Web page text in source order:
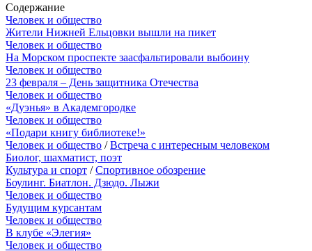
Содержание
Человек и общество
Жители Нижней Ельцовки вышли на пикет
Человек и общество
На Морском проспекте заасфальтировали выбоину
Человек и общество
23 февраля – День защитника Отечества
Человек и общество
«Дуэнья» в Академгородке
Человек и общество
«Подари книгу библиотеке!»
Человек и общество /Встреча с интересным человеком
Биолог, шахматист, поэт
Культура и спорт /Спортивное обозрение
Боулинг. Биатлон. Дзюдо. Лыжи
Человек и общество
Будущим курсантам
Человек и общество
В клубе «Элегия»
Человек и общество